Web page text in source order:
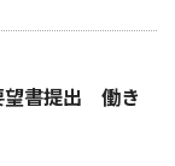
望書提出 働き